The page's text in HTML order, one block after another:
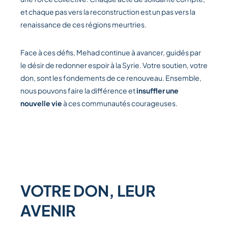
et chaque pas vers la reconstruction est un pas vers la
renaissance de ces régions meurtries.
Face à ces défis, Mehad continue à avancer, guidés par
le désir de redonner espoir à la Syrie. Votre soutien, votre
don, sont les fondements de ce renouveau. Ensemble,
nous pouvons faire la différence etinsuffler une
nouvelle vieà ces communautés courageuses.
VOTRE DON, LEUR
AVENIR